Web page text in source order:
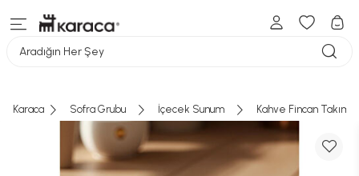
Aradığın Her Şey
Karaca Sofra Grubu İçecek Sunum Kahve Fincan Takımı